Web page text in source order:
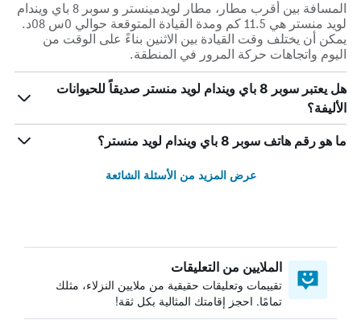
المسافة بين أقرب مطار، مطار لويدمينستر و سوبر 8 باي ويندام
لويد منستر هي 11.5 كم ومدة القيادة المتوقعة حوالي 0س 08د.
يمكن أن يختلف وقت القيادة بين الاثنين بناءً على الوقت من
اليوم واتجاهات حركة المرور في المنطقة.
هل يعتبر سوبر 8 باي ويندام لويد منستر صديقاً للحيوانات
الأليفة؟
ما هو رقم هاتف سوبر 8 باي ويندام لويد منستر؟
عرض المزيد من الأسئلة الشائعة
الملايين من التعليقات
تقييمات وتعليقات حقيقية من ملايين النزلاء، مثلك
تمامًا. احجز إقامتك المثالية بكل ثقة!